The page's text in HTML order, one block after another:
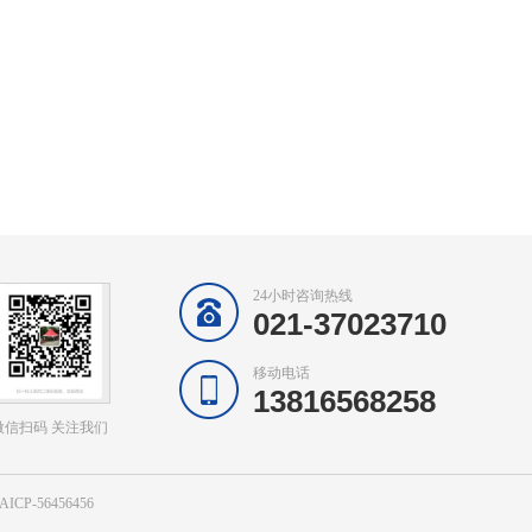
信扫码 关注我们
24小时咨询热线
021-37023710
移动电话
13816568258
56456456